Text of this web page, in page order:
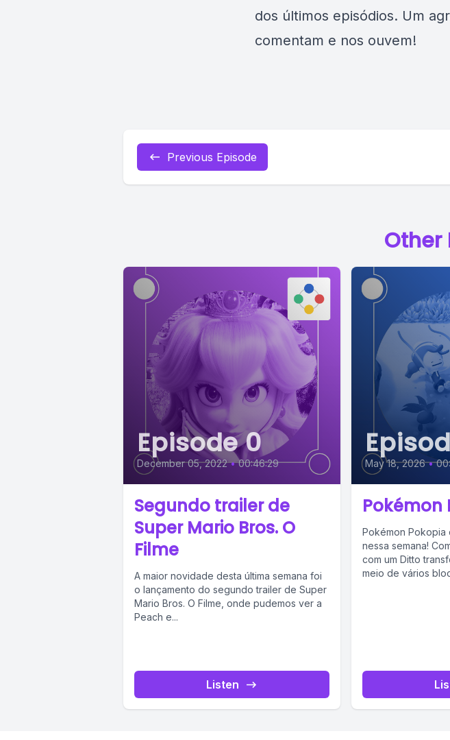
dos últimos episódios. Um
comentam e nos ouvem!
Previous Episode
Other
Episode 0
December 05, 2022 • 00:46:29
Segundo trailer de
Super Mario Bros. O
Filme
A maior novidade desta última semana foi
o lançamento do segundo trailer de Super
Mario Bros. O Filme, onde pudemos ver a
Peach e...
Listen
May 18, 2026 •
Pokémon
Pokémon
nessa semana!
com um Ditto
meio de vários